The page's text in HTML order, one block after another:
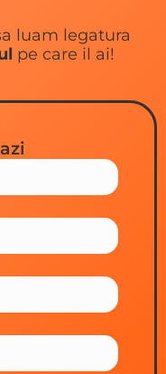
luam legatura
pe care il ai!